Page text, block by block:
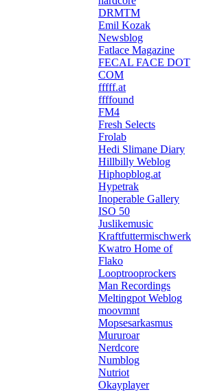
DRMTM
Emil Kozak
Newsblog
Fatlace Magazine
FECAL FACE DOT
COM
fffff.at
ffffound
FM4
Fresh Selects
Frolab
Hedi Slimane Diary
Hillbilly Weblog
Hiphopblog.at
Hypetrak
Inoperable Gallery
ISO 50
Juslikemusic
Kraftfuttermischwerk
Kwatro Home of
Flako
Looptrooprockers
Man Recordings
Meltingpot Weblog
moovmnt
Mopsesarkasmus
Mururoar
Nerdcore
Numblog
Nutriot
Okayplayer